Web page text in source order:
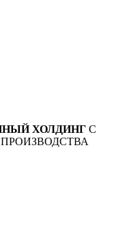
ХОЛДИНГ С